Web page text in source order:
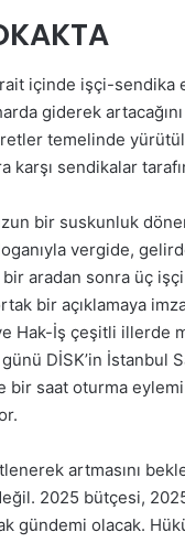
içinde işçi-
giderek
temelinde
karşı sendikalar
bir suskunluk
vergide,
bir aradan sonra üç
bir açıklamaya
Hak-İş çeşitli illerde
DİSK’in İstanbul
saat oturma eylemi
artmasını
2025 bütçesi,
gündemi olacak.